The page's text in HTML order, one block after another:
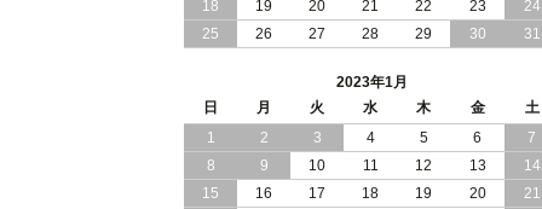
仕様 頑丈設計の連結式 大型 ファミリー
ベッド
クイーン ダブルサイズ ホワイトカラー
が美しい モダンデザイン すのこベッド
2022/06/03
木製 天然木パイン 桐材を使用！床面の
高さ調節 ができる すのこベッド 【FT
I】（フレームのみ）
18 19 20 21 22 23
24
25
26 27 28 29 30 31
2023年1月
日
月 火 水 木 金
土
1
2 3 4 5 6
7
8
9 10 11 12 13
14
15
16 17 18 19 20
21